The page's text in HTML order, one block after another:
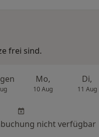
frei sind.
Mo,
10 Aug
Di,
11 Aug
nicht verfügbar